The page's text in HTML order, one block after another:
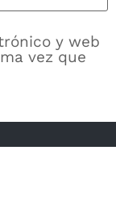
y web
vez que